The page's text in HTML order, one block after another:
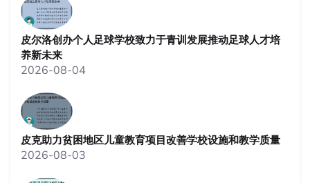
皮尔洛创办个人足球学校致力于青训发展推动足球人才培
养新未来
2026-08-04
皮克助力贫困地区儿童教育项目改善学校设施和教学质量
2026-08-03